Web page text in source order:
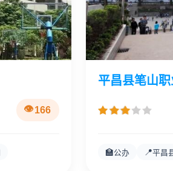
166
平昌县笔山
🏫公办 📍平昌